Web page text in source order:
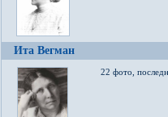
Ита Вегман
22 фото,